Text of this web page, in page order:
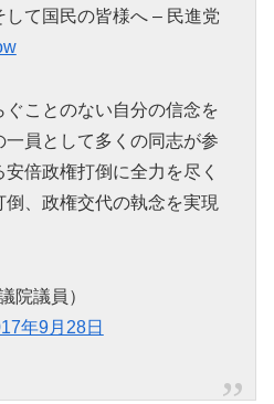
て国民の皆様へ – 民進党
ことのない自分の信念を
員として多くの同志が参
倍政権打倒に全力を尽く
、政権交代の執念を実現
院議員）
年9月28日